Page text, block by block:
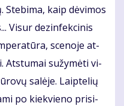
kaip dė­vi­mos
Vi­sur dez­in­fek­ci­nis
sce­no­je at­
At­stu­mai su­žy­mė­ti vi­
sa­lė­je. Laip­te­lių
po kiek­vie­no pri­si­